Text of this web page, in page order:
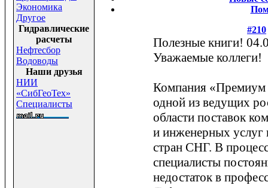
Экономика
Другое
Гидравлические
расчеты
Нефтесбор
Водоводы
Наши друзья
НИИ
«СибГеоТех»
Специалисты
#210
Полезные книги!
Уважаемые коллеги!
Компания «Премиум
одной из ведущих
области поставок
и инженерных услуг
стран СНГ. В
специалисты
недостаток в